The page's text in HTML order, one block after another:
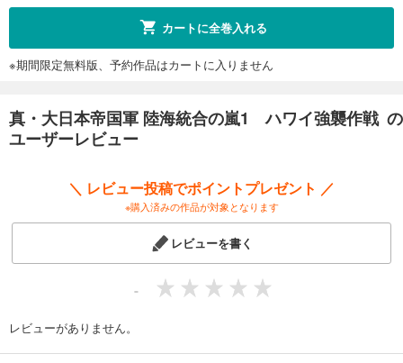
カートに全巻入れる
※期間限定無料版、予約作品はカートに入りません
真・大日本帝国軍 陸海統合の嵐1 ハワイ強襲作戦 の
ユーザーレビュー
＼ レビュー投稿でポイントプレゼント ／
※購入済みの作品が対象となります
レビューを書く
-
レビューがありません。